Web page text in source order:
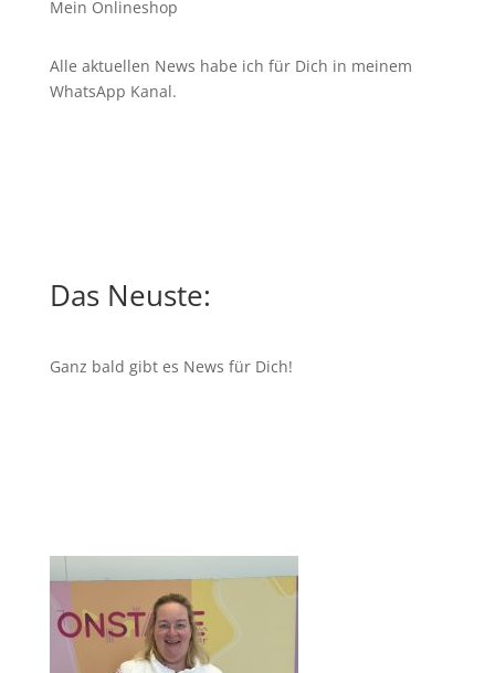
Mein Onlineshop
Alle aktuellen News habe ich für Dich in meinem
WhatsApp Kanal.
Das Neuste:
Ganz bald gibt es News für Dich!